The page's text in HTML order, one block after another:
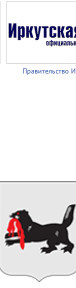
Правительство